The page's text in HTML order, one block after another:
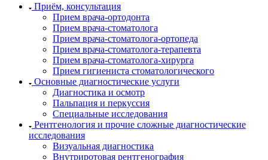
Приём, консультация
Прием врача-ортодонта
Прием врача-стоматолога
Прием врача-стоматолога-ортопеда
Прием врача-стоматолога-терапевта
Прием врача-стоматолога-хирурга
Прием гигиениста стоматологического
Основные диагностические услуги
Диагностика и осмотр
Пальпация и перкуссия
Специальные исследования
Рентгенология и прочие сложные диагностические
исследования
Визуальная диагностика
Внутриротовая рентгенография